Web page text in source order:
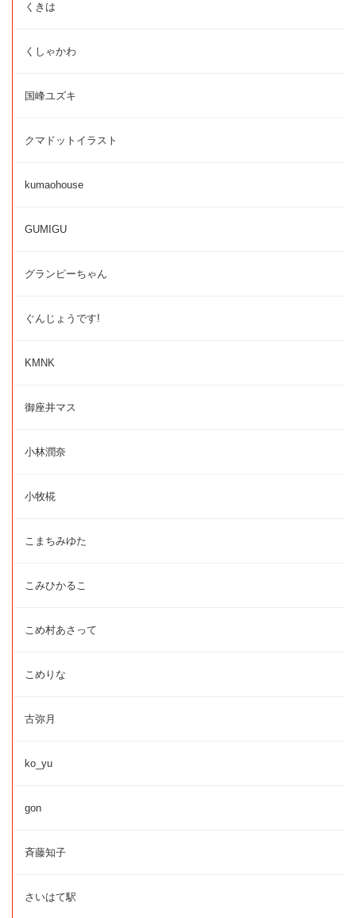
くきは
くしゃかわ
国峰ユズキ
クマドットイラスト
kumaohouse
GUMIGU
グランピーちゃん
ぐんじょうです!
KMNK
御座井マス
小林潤奈
小牧椛
こまちみゆた
こみひかるこ
こめ村あさって
こめりな
古弥月
ko_yu
gon
斉藤知子
さいはて駅